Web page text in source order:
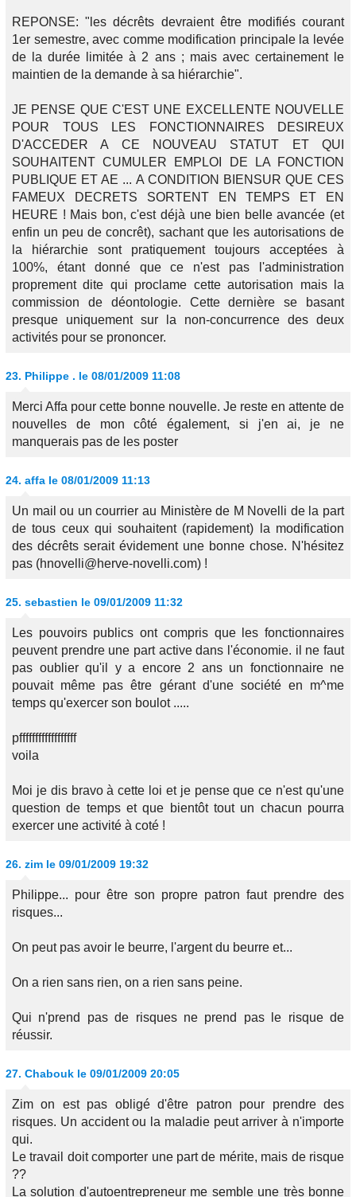
REPONSE: "les décrêts devraient être modifiés courant
1er semestre, avec comme modification principale la levée
de la durée limitée à 2 ans ; mais avec certainement le
maintien de la demande à sa hiérarchie".
JE PENSE QUE C'EST UNE EXCELLENTE NOUVELLE
POUR TOUS LES FONCTIONNAIRES DESIREUX
D'ACCEDER A CE NOUVEAU STATUT ET QUI
SOUHAITENT CUMULER EMPLOI DE LA FONCTION
PUBLIQUE ET AE ... A CONDITION BIENSUR QUE CES
FAMEUX DECRETS SORTENT EN TEMPS ET EN
HEURE ! Mais bon, c'est déjà une bien belle avancée (et
enfin un peu de concrêt), sachant que les autorisations de
la hiérarchie sont pratiquement toujours acceptées à
100%, étant donné que ce n'est pas l'administration
proprement dite qui proclame cette autorisation mais la
commission de déontologie. Cette dernière se basant
presque uniquement sur la non-concurrence des deux
activités pour se prononcer.
23. Philippe . le 08/01/2009 11:08
Merci Affa pour cette bonne nouvelle. Je reste en attente de
nouvelles de mon côté également, si j'en ai, je ne
manquerais pas de les poster
24. affa le 08/01/2009 11:13
Un mail ou un courrier au Ministère de M Novelli de la part
de tous ceux qui souhaitent (rapidement) la modification
des décrêts serait évidement une bonne chose. N'hésitez
pas (hnovelli@herve-novelli.com) !
25. sebastien le 09/01/2009 11:32
Les pouvoirs publics ont compris que les fonctionnaires
peuvent prendre une part active dans l'économie. il ne faut
pas oublier qu'il y a encore 2 ans un fonctionnaire ne
pouvait même pas être gérant d'une société en m^me
temps qu'exercer son boulot .....
pffffffffffffffffff
voila
Moi je dis bravo à cette loi et je pense que ce n'est qu'une
question de temps et que bientôt tout un chacun pourra
exercer une activité à coté !
26. zim le 09/01/2009 19:32
Philippe... pour être son propre patron faut prendre des
risques...
On peut pas avoir le beurre, l'argent du beurre et...
On a rien sans rien, on a rien sans peine.
Qui n'prend pas de risques ne prend pas le risque de
réussir.
27. Chabouk le 09/01/2009 20:05
Zim on est pas obligé d'être patron pour prendre des
risques. Un accident ou la maladie peut arriver à n'importe
qui.
Le travail doit comporter une part de mérite, mais de risque
??
La solution d'autoentrepreneur me semble une très bonne